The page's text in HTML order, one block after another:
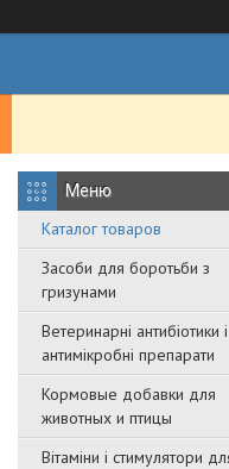
Каталог товаров
Засоби для боротьби з
гризунами
Ветеринарні антибіотики і
антимікробні препарати
Кормовые добавки для
животных и птицы
Вітаміни і стимулятори